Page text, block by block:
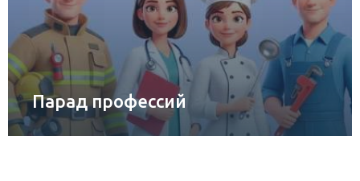
Парад профессий